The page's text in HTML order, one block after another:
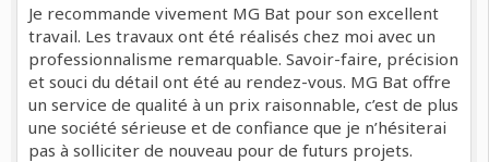
Je recommande vivement MG Bat pour son excellent
travail. Les travaux ont été réalisés chez moi avec un
professionnalisme remarquable. Savoir-faire, précision
et souci du détail ont été au rendez-vous. MG Bat offre
un service de qualité à un prix raisonnable, c’est de plus
une société sérieuse et de confiance que je n’hésiterai
pas à solliciter de nouveau pour de futurs projets.